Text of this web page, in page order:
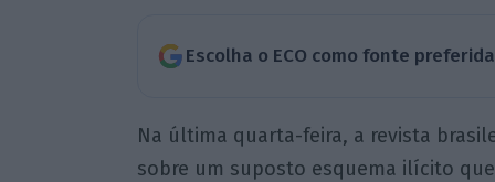
Escolha o ECO como fonte
Na última quarta-feira, a revista
sobre um suposto esquema ilícito que